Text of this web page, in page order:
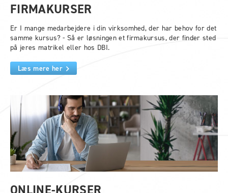
FIRMAKURSER
Er I mange medarbejdere i din virksomhed, der har behov for det
samme kursus? - Så er løsningen et firmakursus, der finder sted
på jeres matrikel eller hos DBI.
Læs mere her
ONLINE-KURSER